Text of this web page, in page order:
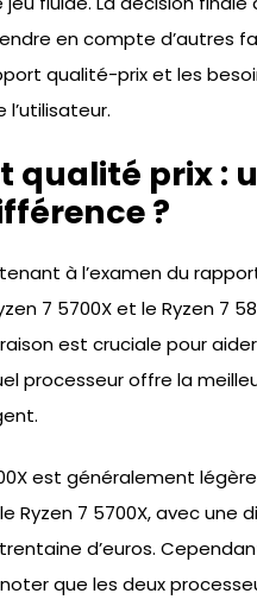
en compte d’autres
qualité-prix et les
qualité prix :
?
à l’examen du
7 5700X et le Ryzen 7
est cruciale pour
processeur offre la
est généralement
Ryzen 7 5700X, avec une
d’euros.
que les deux